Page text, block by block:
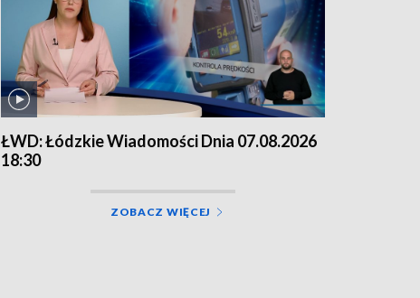
ŁWD: Łódzkie Wiadomości Dnia 07.08.2026
18:30
ZOBACZ WIĘCEJ